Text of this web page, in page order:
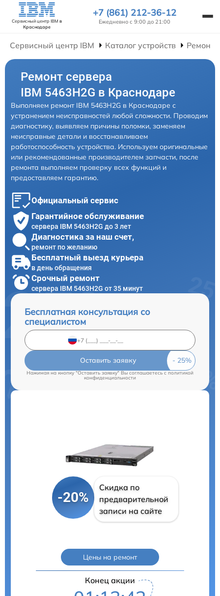
Сервисный центр IBM в
Краснодаре
+7 (861) 212-36-12
Ежедневно с 9:00 до 21:00
Сервисный центр IBM Каталог устройств Ремонт
Ремонт сервера
IBM 5463H2G в Краснодаре
Выполняем ремонт IBM 5463H2G в Краснодаре с
устранением неисправностей любой сложности. Проводим
диагностику, выявляем причины поломки, заменяем
неисправные детали и восстанавливаем
работоспособность устройства. Используем оригинальные
или рекомендованные производителем запчасти, после
ремонта выполняем проверку всех функций и
предоставляем гарантию.
Официальный сервис
Гарантийное обслуживание
сервера IBM 5463H2G до 3 лет
Диагностика за наш счет,
ремонт по желанию
Бесплатный выезд курьера
в день обращения
Срочный ремонт
сервера IBM 5463H2G от 35 минут
Бесплатная консультация со
специалистом
Оставить заявку
Нажимая на кнопку "Оставить заявку" Вы соглашаетесь c политикой
конфиденциальности
-20%
Скидка по
предварительной
записи на сайте
Цены на ремонт
Конец акции